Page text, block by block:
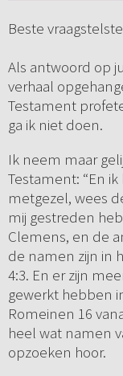
Beste
Als antwoord op
verhaal
Testament
ga ik niet doen.
Ik neem maar
Testament: “En
metgezel, wees
mij gestreden
Clemens, en de
de namen zijn in
4:3. En er zijn
gewerkt hebben
Romeinen 16
heel wat namen
opzoeken hoor.